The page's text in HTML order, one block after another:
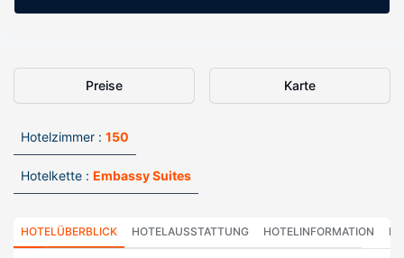
Preise Karte
Hotelzimmer : 150
Hotelkette : Embassy Suites
HOTELÜBERBLICK HOTELAUSSTATTUNG HOTELINFORMATION